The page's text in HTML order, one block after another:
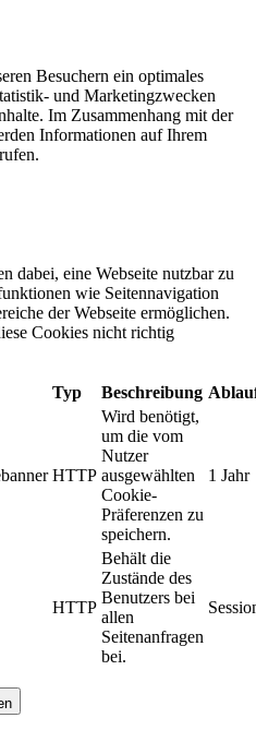
Besuchern ein optimales
und Marketingzwecken
Im Zusammenhang mit der
Informationen auf Ihrem
dabei, eine Webseite nutzbar zu
wie Seitennavigation
der Webseite ermöglichen.
Cookies nicht richtig
Typ Beschreibung
HTTP
Wird benötigt,
um die vom
Nutzer
ausgewählten
Cookie-
Präferenzen zu
speichern.
1 Jahr
HTTP
Behält die
Zustände des
Benutzers bei
allen
Seitenanfragen
bei.